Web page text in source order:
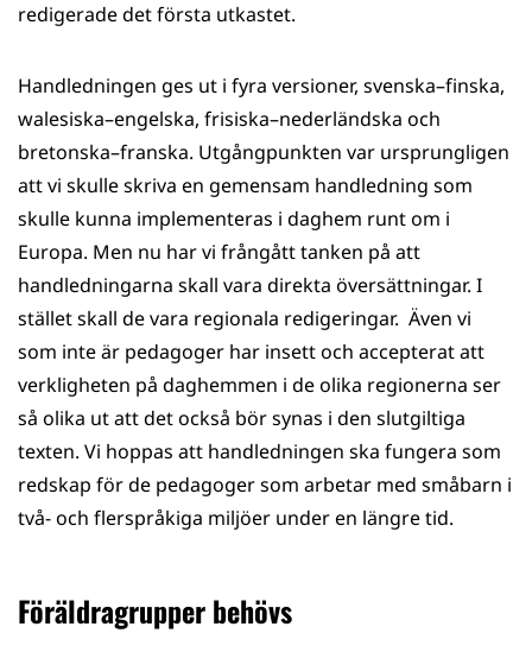
redigerade det första utkastet.
Handledningen ges ut i fyra versioner, svenska–finska,
walesiska–engelska, frisiska–nederländska och
bretonska–franska. Utgångpunkten var ursprungligen
att vi skulle skriva en gemensam handledning som
skulle kunna implementeras i daghem runt om i
Europa. Men nu har vi frångått tanken på att
handledningarna skall vara direkta översättningar. I
stället skall de vara regionala redigeringar. Även vi
som inte är pedagoger har insett och accepterat att
verkligheten på daghemmen i de olika regionerna ser
så olika ut att det också bör synas i den slutgiltiga
texten. Vi hoppas att handledningen ska fungera som
redskap för de pedagoger som arbetar med småbarn i
två- och flerspråkiga miljöer under en längre tid.
Föräldragrupper behövs